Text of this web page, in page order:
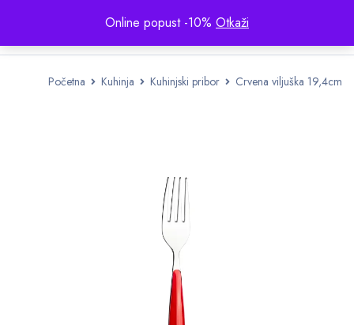
Online popust -10% Otkaži
Početna Kuhinja Kuhinjski pribor Crvena viljuška 19,4cm